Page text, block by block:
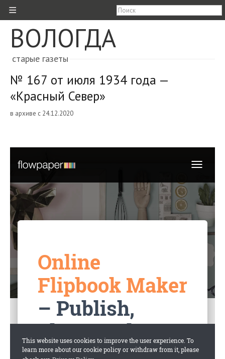
≡
ВОЛОГДА
старые газеты
№ 167 от июля 1934 года —
«Красный Север»
в архиве с 24.12.2020